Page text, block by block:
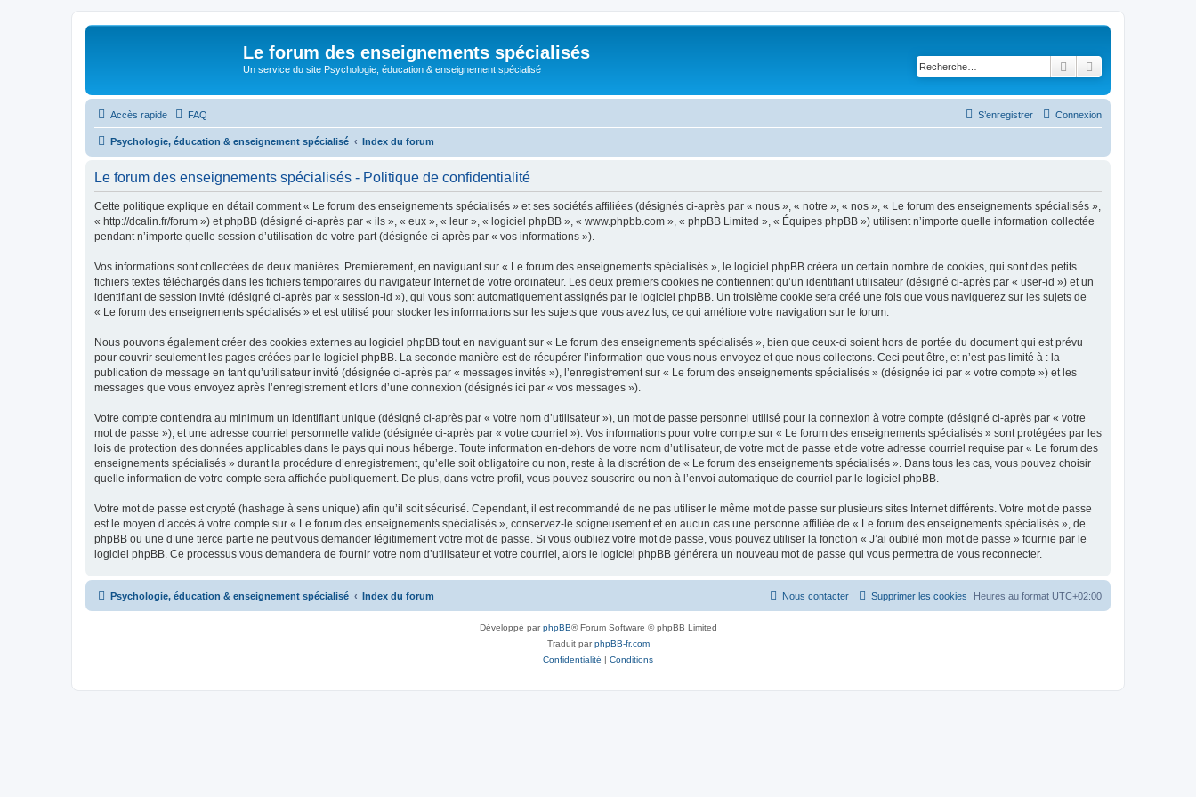
Le forum des enseignements spécialisés
Un service du site Psychologie, éducation & enseignement spécialisé Rechercher
Accès rapide FAQ Connexion
S’enregistrer
Psychologie, éducation & enseignement spécialisé Index du forum
Le forum des enseignements spécialisés - Politique de confidentialité
Cette politique explique en détail comment « Le forum des enseignements spécialisés » et ses sociétés affiliées (désignés ci-après par « nous », « notre », « nos », « Le forum des enseignements spécialisés »,
« http://dcalin.fr/forum ») et phpBB (désigné ci-après par « ils », « eux », « leur », « logiciel phpBB », « www.phpbb.com », « phpBB Limited », « Équipes phpBB ») utilisent n’importe quelle information collectée
pendant n’importe quelle session d’utilisation de votre part (désignée ci-après par « vos informations »).
Vos informations sont collectées de deux manières. Premièrement, en naviguant sur « Le forum des enseignements spécialisés », le logiciel phpBB créera un certain nombre de cookies, qui sont des petits
fichiers textes téléchargés dans les fichiers temporaires du navigateur Internet de votre ordinateur. Les deux premiers cookies ne contiennent qu’un identifiant utilisateur (désigné ci-après par « user-id ») et un
identifiant de session invité (désigné ci-après par « session-id »), qui vous sont automatiquement assignés par le logiciel phpBB. Un troisième cookie sera créé une fois que vous naviguerez sur les sujets de
« Le forum des enseignements spécialisés » et est utilisé pour stocker les informations sur les sujets que vous avez lus, ce qui améliore votre navigation sur le forum.
Nous pouvons également créer des cookies externes au logiciel phpBB tout en naviguant sur « Le forum des enseignements spécialisés », bien que ceux-ci soient hors de portée du document qui est prévu
pour couvrir seulement les pages créées par le logiciel phpBB. La seconde manière est de récupérer l’information que vous nous envoyez et que nous collectons. Ceci peut être, et n’est pas limité à : la
publication de message en tant qu’utilisateur invité (désignée ci-après par « messages invités »), l’enregistrement sur « Le forum des enseignements spécialisés » (désignée ici par « votre compte ») et les
messages que vous envoyez après l’enregistrement et lors d’une connexion (désignés ici par « vos messages »).
Votre compte contiendra au minimum un identifiant unique (désigné ci-après par « votre nom d’utilisateur »), un mot de passe personnel utilisé pour la connexion à votre compte (désigné ci-après par « votre
mot de passe »), et une adresse courriel personnelle valide (désignée ci-après par « votre courriel »). Vos informations pour votre compte sur « Le forum des enseignements spécialisés » sont protégées par les
lois de protection des données applicables dans le pays qui nous héberge. Toute information en-dehors de votre nom d’utilisateur, de votre mot de passe et de votre adresse courriel requise par « Le forum des
enseignements spécialisés » durant la procédure d’enregistrement, qu’elle soit obligatoire ou non, reste à la discrétion de « Le forum des enseignements spécialisés ». Dans tous les cas, vous pouvez choisir
quelle information de votre compte sera affichée publiquement. De plus, dans votre profil, vous pouvez souscrire ou non à l’envoi automatique de courriel par le logiciel phpBB.
Votre mot de passe est crypté (hashage à sens unique) afin qu’il soit sécurisé. Cependant, il est recommandé de ne pas utiliser le même mot de passe sur plusieurs sites Internet différents. Votre mot de passe
est le moyen d’accès à votre compte sur « Le forum des enseignements spécialisés », conservez-le soigneusement et en aucun cas une personne affiliée de « Le forum des enseignements spécialisés », de
phpBB ou une d’une tierce partie ne peut vous demander légitimement votre mot de passe. Si vous oubliez votre mot de passe, vous pouvez utiliser la fonction « J’ai oublié mon mot de passe » fournie par le
logiciel phpBB. Ce processus vous demandera de fournir votre nom d’utilisateur et votre courriel, alors le logiciel phpBB générera un nouveau mot de passe qui vous permettra de vous reconnecter.
Psychologie, éducation & enseignement spécialisé Index du forum Heures au format UTC+02:00
Supprimer les cookies
Nous contacter
Développé parphpBB® Forum Software © phpBB Limited
Traduit parphpBB-fr.com
Confidentialité | Conditions